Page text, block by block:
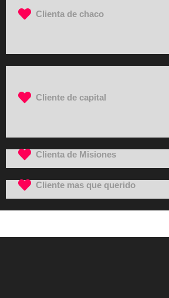
Clienta de chaco
Cliente de capital
Clienta de Misiones
Cliente mas que querido